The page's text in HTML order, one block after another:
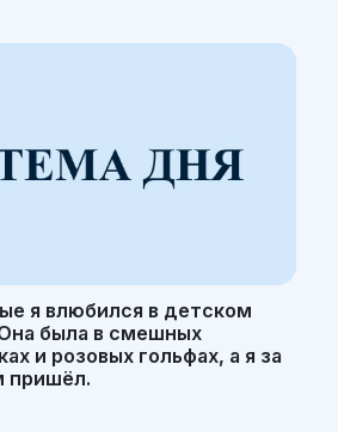
я влюбился в детском
была в смешных
и розовых гольфах, а я за
пришёл.